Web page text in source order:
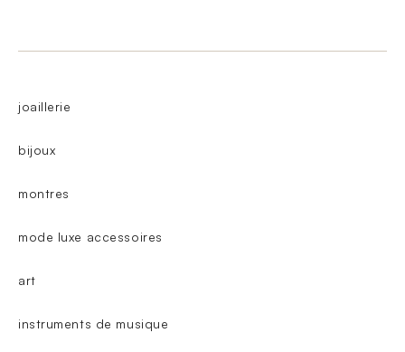
joaillerie
bijoux
montres
mode luxe accessoires
art
instruments de musique